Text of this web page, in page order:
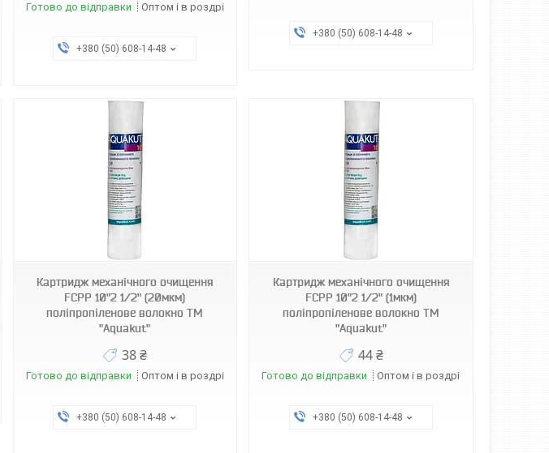
Готово до відправки Оптом і в роздріб
+380 (50) 608-14-48
+380 (50) 608-14-48
Картридж механічного очищення
FCPP 10"2 1/2" (20мкм)
поліпропіленове волокно ТМ
"Aquakut"
38 ₴
Готово до відправки Оптом і в роздріб
+380 (50) 608-14-48
Картридж механічного очищення
FCPP 10"2 1/2" (1мкм)
поліпропіленове волокно ТМ
"Aquakut"
44 ₴
Готово до відправки Оптом і в роздріб
+380 (50) 608-14-48